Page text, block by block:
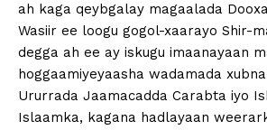
ah kaga qeybgalay magaalada
Wasiir ee loogu gogol-xaarayo Shir-
degga ah ee ay iskugu imaanayaan
hoggaamiyeyaasha wadamada
Ururrada Jaamacadda Carabta iyo
Islaamka, kagana hadlayaan